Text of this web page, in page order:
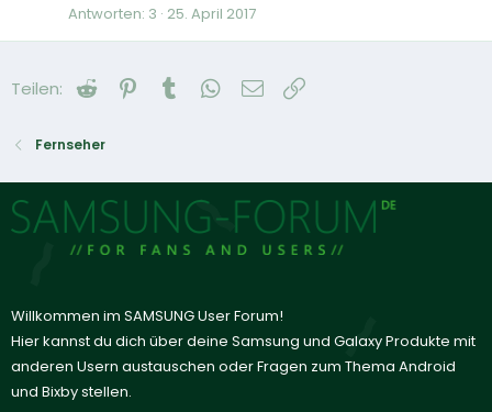
Antworten 3 25. April 2017
Teilen: Reddit Pinterest
Tumblr WhatsApp
E-Mail
Fernseher
Willkommen im SAMSUNG User Forum!
Hier kannst du dich über deine Samsung und Galaxy Produkte mit
anderen Usern austauschen oder Fragen zum Thema Android
und Bixby stellen.